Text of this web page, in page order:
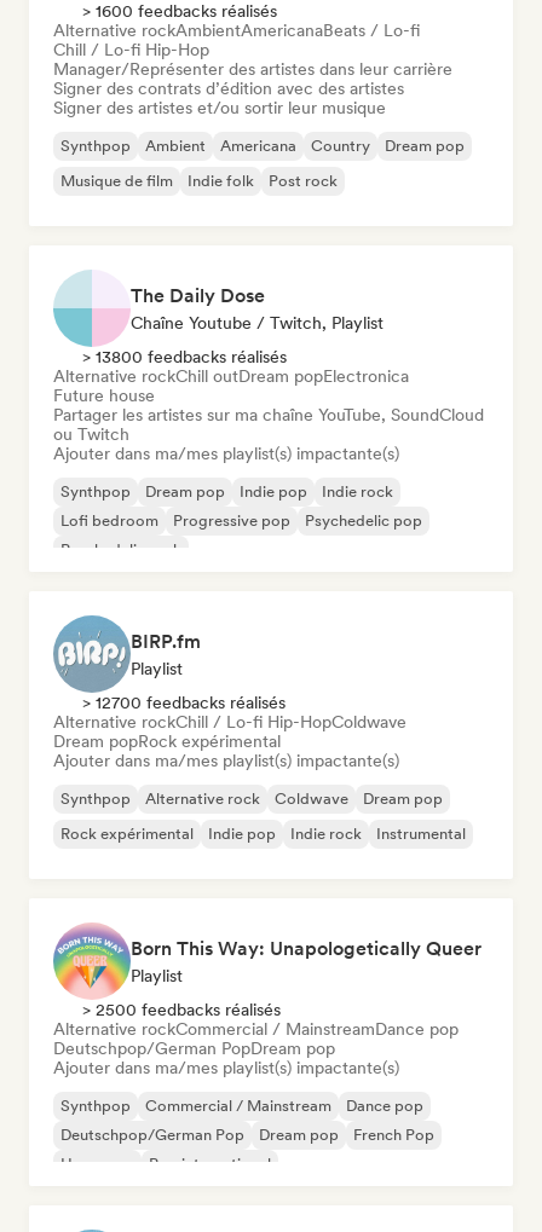
> 1600 feedbacks réalisés
Alternative rockAmbientAmericanaBeats / Lo-fi
Chill / Lo-fi Hip-Hop
Manager/Représenter des artistes dans leur carrière
Signer des contrats d’édition avec des artistes
Signer des artistes et/ou sortir leur musique
Synthpop Ambient Americana Country
Dream pop
Musique de film
Indie folk Post rock
The Daily Dose
Chaîne Youtube / Twitch, Playlist
> 13800 feedbacks réalisés
Alternative rockChill outDream popElectronica
Future house
Partager les artistes sur ma chaîne YouTube, SoundCloud
ou Twitch
Ajouter dans ma/mes playlist(s) impactante(s)
Synthpop Dream pop Indie pop
Indie rock
Lofi bedroom
Progressive pop
Psychedelic pop
Psychedelic rock
BIRP.fm
Playlist
> 12700 feedbacks réalisés
Alternative rockChill / Lo-fi Hip-HopColdwave
Dream popRock expérimental
Ajouter dans ma/mes playlist(s) impactante(s)
Synthpop Alternative rock Coldwave
Dream pop
Rock expérimental
Indie pop Indie rock Instrumental
Born This Way: Unapologetically Queer
Playlist
> 2500 feedbacks réalisés
Alternative rockCommercial / MainstreamDance pop
Deutschpop/German PopDream pop
Ajouter dans ma/mes playlist(s) impactante(s)
Synthpop Commercial / Mainstream
Dance pop
Deutschpop/German Pop
Dream pop
French Pop
Hyperpop
Pop international